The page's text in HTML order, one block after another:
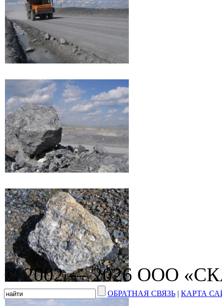
© 2002 — 2026 ООО
ОБРАТНАЯ СВЯЗЬ | КАРТА